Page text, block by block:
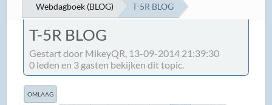
Webdagboek (BLOG) T-5R BLOG
T-5R BLOG
Gestart door MikeyQR, 13-09-2014 21:39:30
0 leden en 3 gasten bekijken dit topic.
OMLAAG